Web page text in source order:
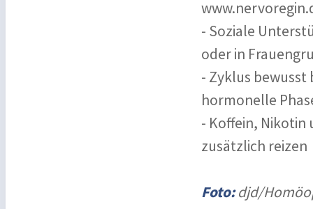
- Soziale
oder in
- Zyklus
hormonelle
- Koffein, Nikotin
zusätzlich reizen
Foto:djd/